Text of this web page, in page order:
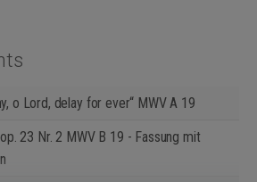
o Lord, delay for ever“ MWV A 19
23 Nr. 2 MWV B 19 - Fassung mit